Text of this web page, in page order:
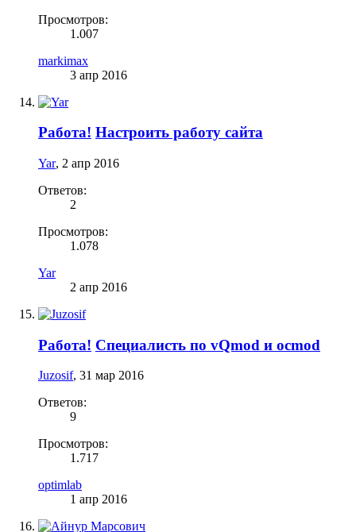
Просмотров:
1.007
markimax
3 апр 2016
Работа! Настроить работу сайта
Yar, 2 апр 2016
Ответов:
2
Просмотров:
1.078
Yar
2 апр 2016
Работа! Специалисть по vQmod и ocmod
Juzosif, 31 мар 2016
Ответов:
9
Просмотров:
1.717
optimlab
1 апр 2016